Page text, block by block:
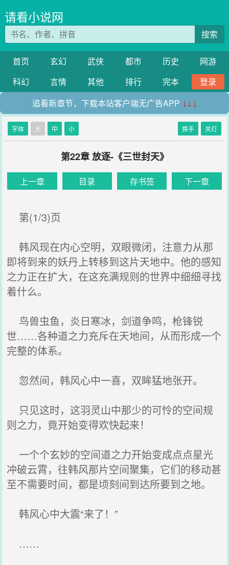
请看小说网
搜索
首页 玄幻 武侠 都市 历史
网游
科幻
言情 其他 排行 完本
登录
追看新章节，下载本站客户端无广告APP ↓↓↓
字体 大 中 小 换手 关灯
第22章 放逐-《三世封天》
上一章 目录 存书签 下一章
第(1/3)页
韩风现在内心空明，双眼微闭，注意力从那
即将到来的妖丹上转移到这片天地中。他的感知
之力正在扩大，在这充满规则的世界中细细寻找
着什么。
鸟兽虫鱼，炎日寒冰，剑道争鸣，枪锋锐
世……各种道之力充斥在天地间，从而形成一个
完整的体系。
忽然间，韩风心中一喜，双眸猛地张开。
只见这时，这羽灵山中那少的可怜的空间规
则之力，竟开始变得欢快起来！
一个个玄妙的空间道之力开始变成点点星光
冲破云霄，往韩风那片空间聚集，它们的移动甚
至不需要时间，都是顷刻间到达所要到之地。
韩风心中大震“来了！”
……